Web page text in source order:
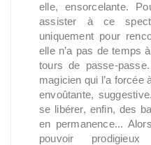
elle, ensorcelante.
assister à ce
uniquement pour
elle n’a pas de temps
tours de passe-
magicien qui l’a forcée
envoûtante,
se libérer, enfin, des
en permanence...
pouvoir